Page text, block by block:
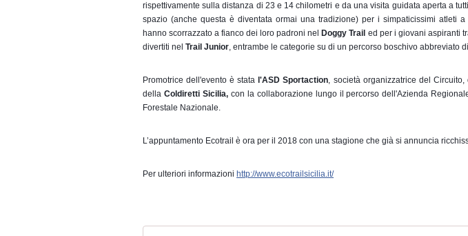
rispettivamente sulla distanza di 23 e 14 chilometri e da una visita guidata aperta a
spazio (anche questa è diventata ormai una tradizione) per i simpaticissimi atleti
hanno scorrazzato a fianco dei loro padroni nel
Doggy Trail ed per i giovani aspiranti
divertiti nel Trail Junior, entrambe le categorie su di un percorso boschivo abbreviato
Promotrice dell'evento è stata l'ASD Sportaction, società organizzatrice del
della Coldiretti Sicilia, con la collaborazione lungo il percorso dell'Azienda
Forestale Nazionale.
L’appuntamento Ecotrail è ora per il 2018 con una stagione che già si annuncia
Per ulteriori informazioni http://www.ecotrailsicilia.it/